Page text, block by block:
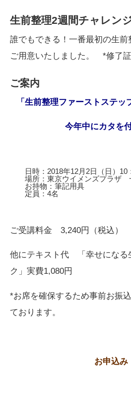
生前整理2週間チャレン
誰でもできる！一番最初の生
ご用意いたしました。 *修了
ご案内
「生前整理ファーストステッ
今年中にカタを
日時：2018年12月2日（日）10
場所：東京ウイメンズプラザ
お持物：筆記用具
定員：4名
ご受講料金 3,240円（税込）
他にテキスト代 「幸せになる
ク」実費1,080円
*お席を確保するため事前お振
ております。
お申込み